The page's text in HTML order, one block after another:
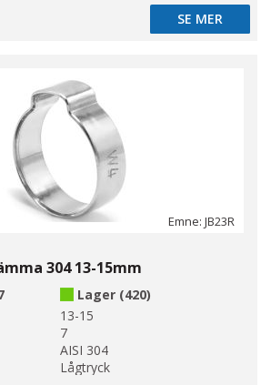
SE MER
SE MER
Emne: JB23R
304 13-15mm
Lager (420)
13-15
7
AISI 304
Lågtryck